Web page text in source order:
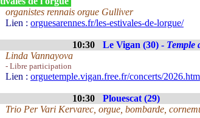
organistes rennais orgue Gulliver
Lien : orguesarennes.fr/les-estivales-de-lorgue/
10:30 Le Vigan (30) - Temple
Linda Vannayova
- Libre participation
Lien : orguetemple.vigan.free.fr/concerts/2026.htm
10:30 Plouescat (29)
Trio Per Vari Kervarec, orgue, bombarde,